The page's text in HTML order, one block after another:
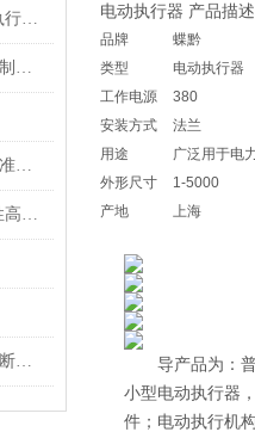
YT阀门定位器是一种安装在气动执行机构上的反馈控制装置
智能电动执行器是一种能够接收控制信号的设备
电动智能型调节阀需要进行定期校准和调试
YT阀门定位器具有精度高、可靠性高等优点
智能电动执行机构具备故障自我诊断功能
电动执行器 产品描述
品牌
蝶黔
类型
电动执行器
工作电源
380
安装方式
法兰
用途
广泛用于电
外形尺寸
1-5000
产地
上海
导产品为：普
小型电动执行器
件；电动执行机